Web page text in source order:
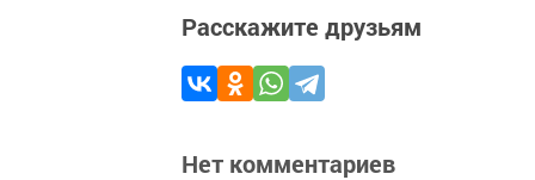
Расскажите друзьям
Нет комментариев